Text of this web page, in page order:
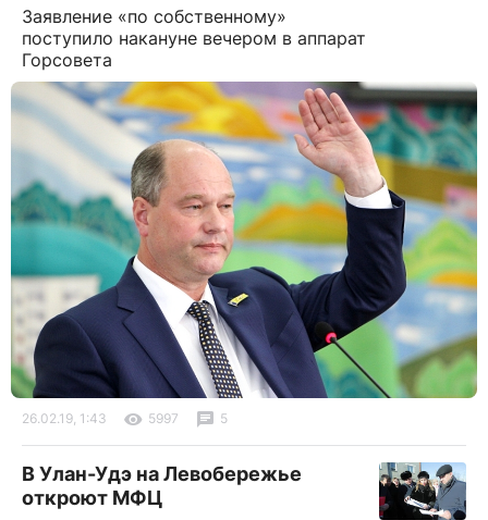
Заявление «по собственному»
поступило накануне вечером в аппарат
Горсовета
26.02.19, 1:43 5997 5
В Улан-Удэ на Левобережье
откроют МФЦ